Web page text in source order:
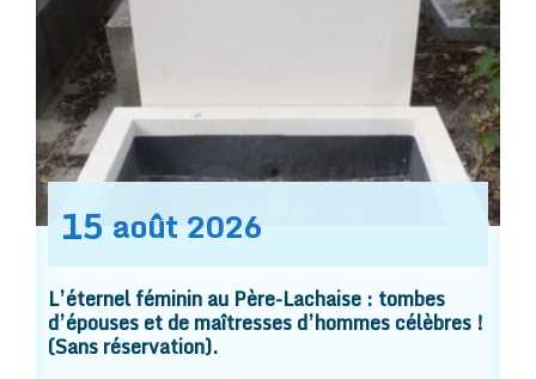
15 août 2026
L’éternel féminin au Père-Lachaise : tombes
d’épouses et de maîtresses d’hommes célèbres !
(Sans réservation).